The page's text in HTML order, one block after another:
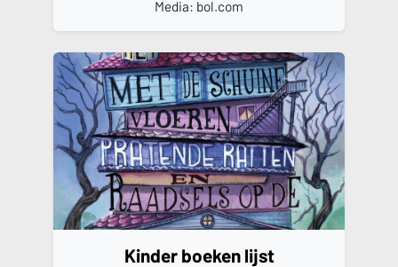
Media: bol.com
Kinder boeken lijst